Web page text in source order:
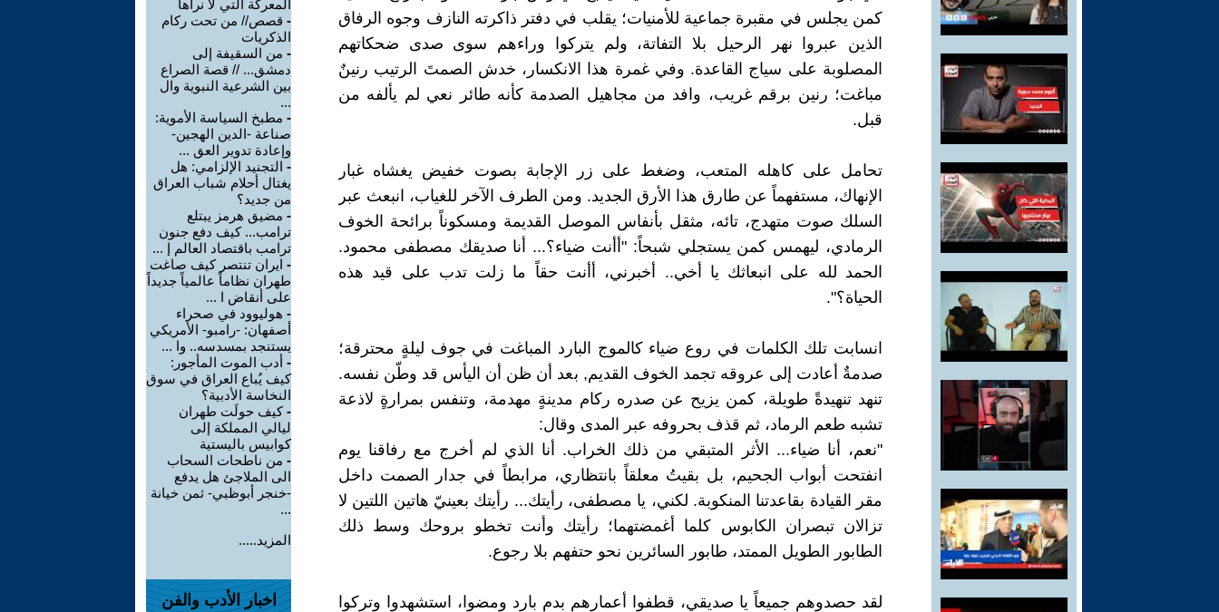
كمن يجلس في مقبرة جماعية للأمنيات؛ يقلب في دفتر ذاكرته النازف وجوه الرفاق
الذين عبروا نهر الرحيل بلا التفاتة، ولم يتركوا وراءهم سوى صدى ضحكاتهم
المصلوبة على سياج القاعدة. وفي غمرة هذا الانكسار، خدش الصمتَ الرتيب رنينٌ
مباغت؛ رنين برقم غريب، وافد من مجاهيل الصدمة كأنه طائر نعي لم يألفه من
قبل.
تحامل على كاهله المتعب، وضغط على زر الإجابة بصوت خفيض يغشاه غبار
الإنهاك، مستفهماً عن طارق هذا الأرق الجديد. ومن الطرف الآخر للغياب، انبعث عبر
السلك صوت متهدج، تائه، مثقل بأنفاس الموصل القديمة ومسكوناً برائحة الخوف
الرمادي، ليهمس كمن يستجلي شبحاً: "أأنت ضياء؟... أنا صديقك مصطفى محمود.
الحمد لله على انبعاثك يا أخي.. أخبرني، أأنت حقاً ما زلت تدب على قيد هذه
الحياة؟".
انسابت تلك الكلمات في روع ضياء كالموج البارد المباغت في جوف ليلةٍ محترقة؛
صدمةٌ أعادت إلى عروقه تجمد الخوف القديم, بعد أن ظن أن اليأس قد وطّن نفسه.
تنهد تنهيدةً طويلة، كمن يزيح عن صدره ركام مدينةٍ مهدمة، وتنفس بمرارةٍ لاذعة
تشبه طعم الرماد، ثم قذف بحروفه عبر المدى وقال:
"نعم، أنا ضياء... الأثر المتبقي من ذلك الخراب. أنا الذي لم أخرج مع رفاقنا يوم
انفتحت أبواب الجحيم، بل بقيتُ معلقاً بانتظاري، مرابطاً في جدار الصمت داخل
مقر القيادة بقاعدتنا المنكوبة. لكني، يا مصطفى، رأيتك... رأيتك بعينيّ هاتين اللتين لا
تزالان تبصران الكابوس كلما أغمضتهما؛ رأيتك وأنت تخطو بروحك وسط ذلك
الطابور الطويل الممتد، طابور السائرين نحو حتفهم بلا رجوع.
لقد حصدوهم جميعاً يا صديقي، قطفوا أعمارهم بدمٍ بارد ومضوا، استشهدوا وتركوا
المعركة التي لا نراها
- قصص// من تحت ركام
الذكريات
- من السقيفة إلى
دمشق... // قصة الصراع
بين الشرعية النبوية وال
...
- مطبخ السياسة الأموية:
صناعة -الدين الهجين-
وإعادة تدوير العق ...
- التجنيد الإلزامي: هل
يغتال أحلام شباب العراق
من جديد؟
- مضيق هرمز يبتلع
ترامب... كيف دفع جنون
ترامب باقتصاد العالم إ ...
- ايران تنتصر كيف صاغت
طهران نظاماً عالمياً جديداً
على أنقاض ا ...
- هوليوود في صحراء
أصفهان: -رامبو- الأمريكي
يستنجد بمسدسه.. وا ...
- أدب الموت المأجور:
كيف يُباع العراق في سوق
النخاسة الأدبية؟
-كيف حولَت طهران
ليالي المملكة إلى
كوابيس باليستية
- من ناطحات السحاب
الى الملاجئ هل يدفع
-خنجر أبوظبي- ثمن خيانة
...
المزيد.....
اخبار الأدب والفن